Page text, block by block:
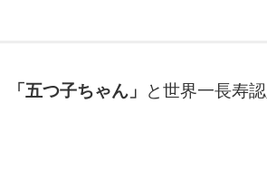
「五つ子ちゃん」 と世界一長寿